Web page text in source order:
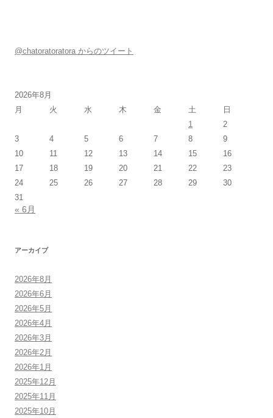
@chatoratoratora からのツイート
2026年8月
月
火 水 木 金 土
日
1
2
3
4 5 6 7 8
9
10
11 12 13 14 15
16
17
18 19 20 21 22
23
24
25 26 27 28 29
30
31
« 6月
アーカイブ
2026年8月
2026年6月
2026年5月
2026年4月
2026年3月
2026年2月
2026年1月
2025年12月
2025年11月
2025年10月